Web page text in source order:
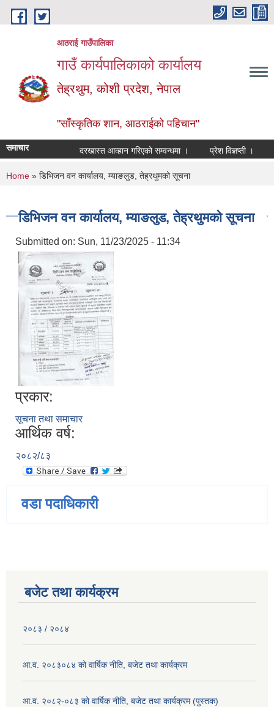
Skip to main content
आठराई गाउँपालिका
गाउँ कार्यपालिकाको कार्यालय
तेह्रथुम, कोशी प्रदेश, नेपाल
"साँस्कृतिक शान, आठराईको पहिचान"
समाचार दरखास्त आव्हान गरिएको सम्वन्धमा । प्रेश विज्ञप्ती ।
You are here
Home » डिभिजन वन कार्यालय, म्याङलुड, तेह्रथुमको सूचना
डिभिजन वन कार्यालय, म्याङलुड, तेह्रथुमको सूचना
Submitted on: Sun, 11/23/2025 - 11:34
प्रकार:
सूचना तथा समाचार
आर्थिक वर्ष:
२०८२/८३
वडा पदाधिकारी
बजेट तथा कार्यक्रम
२०८३ / २०८४
आ.व. २०८३०८४ को वार्षिक नीति, बजेट तथा कार्यक्रम
आ.व. २०८२-०८३ को वार्षिक नीति, बजेट तथा कार्यक्रम (पुस्तक)